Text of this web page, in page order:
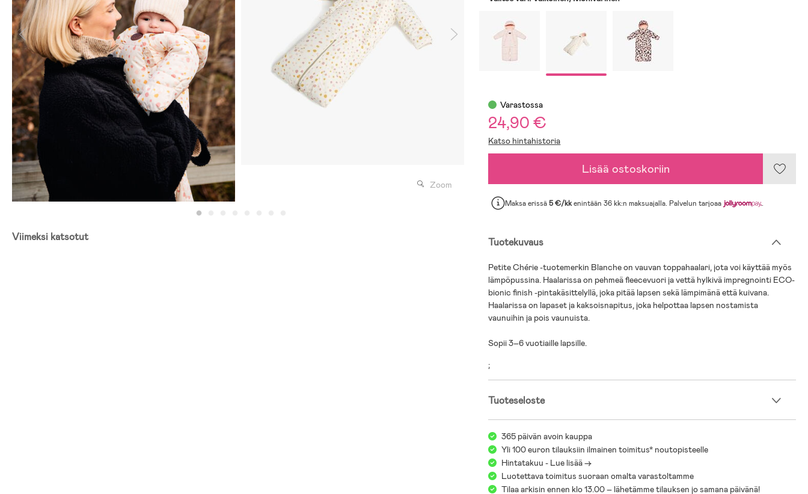
Zoom
Viimeksi katsotut
Varastossa
24,90 €
Katso hintahistoria
Lisää ostoskoriin
Maksa erissä5 €/kkenintään 36 kk:n maksuajalla. Palvelun tarjoaa .
Tuotekuvaus
Petite Chérie -tuotemerkin Blanche on vauvan toppahaalari, jota voi käyttää myös
lämpöpussina. Haalarissa on pehmeä fleecevuori ja vettä hylkivä impregnointi ECO-
bionic finish -pintakäsittelyllä, joka pitää lapsen sekä lämpimänä että kuivana.
Haalarissa on lapaset ja kaksoisnapitus, joka helpottaa lapsen nostamista
vaunuihin ja pois vaunuista.
Sopii 3–6 vuotiaille lapsille.
;
Tuoteseloste
365 päivän avoin kauppa
Yli 100 euron tilauksiin ilmainen toimitus* noutopisteelle
Hintatakuu - Lue lisää ->
Luotettava toimitus suoraan omalta varastoltamme
Tilaa arkisin ennen klo 13.00 – lähetämme tilauksen jo samana päivänä!